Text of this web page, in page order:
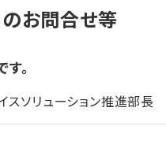
お問合せ等
。
スソリューション推進部長